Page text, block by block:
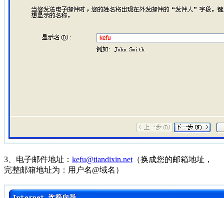
3、电子邮件地址： kefu@tiandixin.net （换成您的邮箱地址，
完整邮箱地址为：用户名@域名）